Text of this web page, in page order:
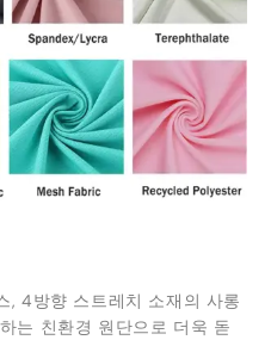
, 4방향 스트레치 소재의 사롱
는 친환경 원단으로 더욱 돋